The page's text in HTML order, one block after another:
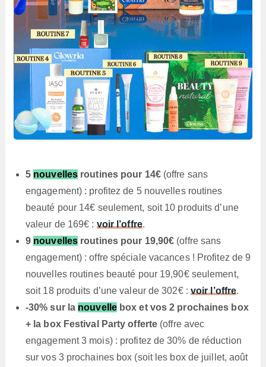
5 nouvelles routines pour 14€(offre sans
engagement) : profitez de 5 nouvelles routines
beauté pour 14€ seulement, soit 10 produits d’une
valeur de 169€ : voir l’offre.
9 nouvelles routines pour 19,90€ (offre sans
engagement) : offre spéciale vacances ! Profitez de 9
nouvelles routines beauté pour 19,90€ seulement,
soit 18 produits d’une valeur de 302€ : voir l’offre.
-30% sur la nouvellebox et vos 2 prochaines box
+ la box Festival Party offerte (offre avec
engagement 3 mois) : profitez de 30% de réduction
sur vos 3 prochaines box (soit les box de juillet, août